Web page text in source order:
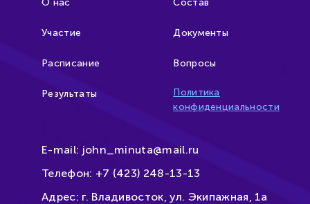
О нас
Участие
Расписание
Результаты
Состав
Документы
Вопросы
Политика
конфиденциальности
E-mail: john_minuta@mail.ru
Телефон: +7 (423) 248-13-13
Адрес: г. Владивосток, ул. Экипажная, 1а